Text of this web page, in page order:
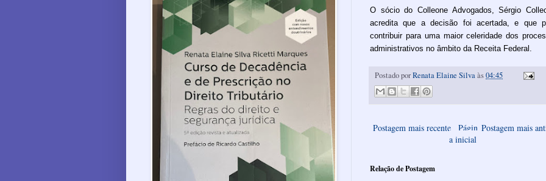
O sócio do Colleone Advogados, Sérgio
acredita que a decisão foi acertada, e que
contribuir para uma maior celeridade dos
administrativos no âmbito da Receita Federal.
Postado porRenata Elaine Silvaàs04:45
Postagem mais recente Postagem mais
Págin
a inicial
Relação de Postagem